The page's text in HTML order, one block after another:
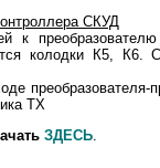
СКУД
к
колодки К5, К6.
TX
ЗДЕСЬ